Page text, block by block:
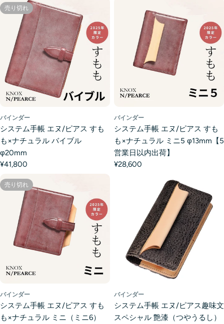
売り切れ
バインダー
システム手帳 エヌ/ピアス すも
も×ナチュラル バイブル
φ20mm
¥41,800
バインダー
システム手帳 エヌ/ピアス すも
も×ナチュラル ミニ5 φ13mm【5
営業日以内出荷】
¥28,600
売り切れ
バインダー
システム手帳 エヌ/ピアス すも
も×ナチュラル ミニ（ミニ6）
バインダー
システム手帳 エヌ/ピアス趣味文
スペシャル 艶漆（つやうるし）